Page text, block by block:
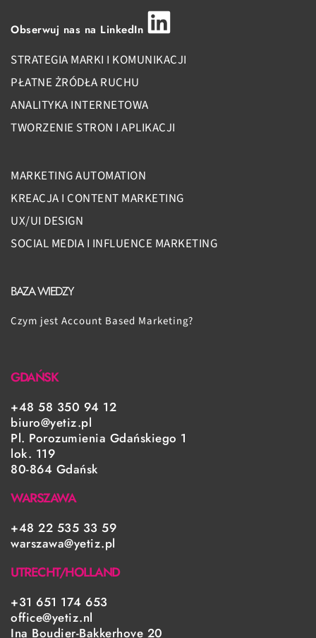
Obserwuj nas na LinkedIn
STRATEGIA MARKI I KOMUNIKACJI
PŁATNE ŻRÓDŁA RUCHU
ANALITYKA INTERNETOWA
TWORZENIE STRON I APLIKACJI
MARKETING AUTOMATION
KREACJA I CONTENT MARKETING
UX/UI DESIGN
SOCIAL MEDIA I INFLUENCE MARKETING
BAZA WIEDZY
Czym jest Account Based Marketing?
GDAŃSK
+48 58 350 94 12
biuro@yetiz.pl
Pl. Porozumienia Gdańskiego 1
lok. 119
80-864 Gdańsk
WARSZAWA
+48 22 535 33 59
warszawa@yetiz.pl
UTRECHT/HOLLAND
+31 651 174 653
office@yetiz.nl
Ina Boudier-Bakkerhove 20